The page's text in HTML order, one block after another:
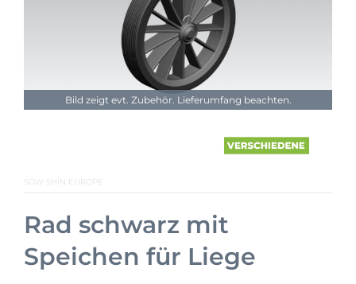
Bild zeigt evt. Zubehör. Lieferumfang beachten.
SOW SHIN EUROPE
Rad schwarz mit
Speichen für Liege